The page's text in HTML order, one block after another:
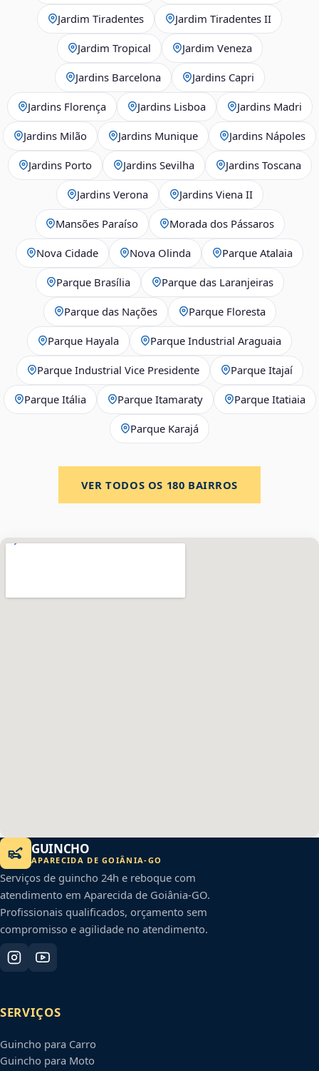
Jardim Tiradentes Jardim Tiradentes II
Jardim Tropical Jardim Veneza
Jardins Barcelona Jardins Capri
Jardins Florença Jardins Lisboa Jardins Madri
Jardins Milão Jardins Munique Jardins Nápoles
Jardins Porto Jardins Sevilha Jardins Toscana
Jardins Verona Jardins Viena II
Mansões Paraíso Morada dos Pássaros
Nova Cidade Nova Olinda Parque Atalaia
Parque Brasília Parque das Laranjeiras
Parque das Nações Parque Floresta
Parque Hayala Parque Industrial Araguaia
Parque Industrial Vice Presidente Parque Itajaí
Parque Itália Parque Itamaraty Parque Itatiaia
Parque Karajá
VER TODOS OS 180 BAIRROS
GUINCHO
APARECIDA DE GOIÂNIA-GO
Serviços de guincho 24h e reboque com
atendimento em Aparecida de Goiânia-GO.
Profissionais qualificados, orçamento sem
compromisso e agilidade no atendimento.
SERVIÇOS
Guincho para Carro
Guincho para Moto